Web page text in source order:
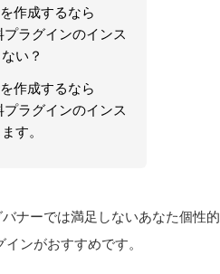
作成するなら
プラグインのインス
い？
作成するなら
プラグインのインス
す。
ナーでは満足しないあなた個性的
ンがおすすめです。